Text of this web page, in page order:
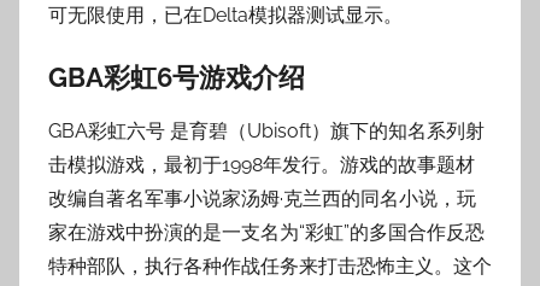
子
可无限使用，已在Delta模拟器测试显示。
GBA彩虹6号游戏介绍
GBA彩虹六号 是育碧（Ubisoft）旗下的知名系列射
击模拟游戏，最初于1998年发行。游戏的故事题材
改编自著名军事小说家汤姆·克兰西的同名小说，玩
家在游戏中扮演的是一支名为“彩虹”的多国合作反恐
特种部队，执行各种作战任务来打击恐怖主义。这个